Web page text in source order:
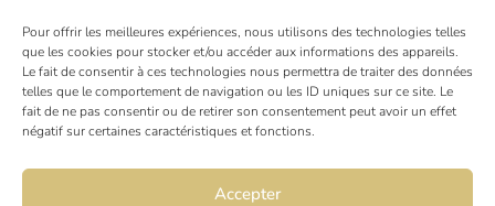
Pour offrir les meilleures expériences, nous utilisons des technologies telles
que les cookies pour stocker et/ou accéder aux informations des appareils.
Le fait de consentir à ces technologies nous permettra de traiter des données
telles que le comportement de navigation ou les ID uniques sur ce site. Le
fait de ne pas consentir ou de retirer son consentement peut avoir un effet
négatif sur certaines caractéristiques et fonctions.
Accepter
6 rue du Docteur Chaussier
21000 DIJON
NANTES
44000 Nantes